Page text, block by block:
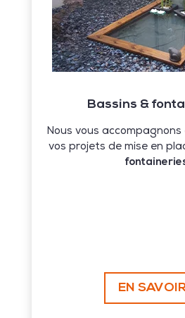
Bassins &
Nous vous
vos projets de mise en
EN